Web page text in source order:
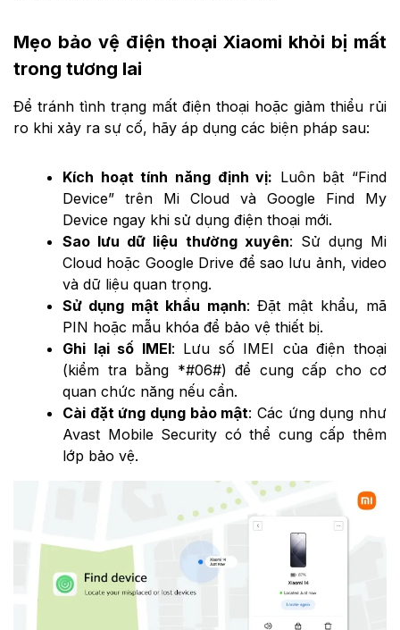
Mẹo bảo vệ điện thoại Xiaomi khỏi bị mất
trong tương lai
Để tránh tình trạng mất điện thoại hoặc giảm thiểu rủi
ro khi xảy ra sự cố, hãy áp dụng các biện pháp sau:
Kích hoạt tính năng định vị: Luôn bật “Find
Device” trên Mi Cloud và Google Find My
Device ngay khi sử dụng điện thoại mới.
Sao lưu dữ liệu thường xuyên: Sử dụng Mi
Cloud hoặc Google Drive để sao lưu ảnh, video
và dữ liệu quan trọng.
Sử dụng mật khẩu mạnh: Đặt mật khẩu, mã
PIN hoặc mẫu khóa để bảo vệ thiết bị.
Ghi lại số IMEI: Lưu số IMEI của điện thoại
(kiểm tra bằng *#06#) để cung cấp cho cơ
quan chức năng nếu cần.
Cài đặt ứng dụng bảo mật: Các ứng dụng như
Avast Mobile Security có thể cung cấp thêm
lớp bảo vệ.